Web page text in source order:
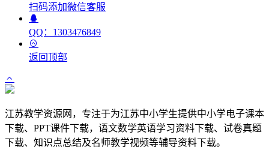
扫码添加微信客服
QQ：1303476849
返回顶部
江苏教学资源网，专注于为江苏中小学生提供中小学电子课本
下载、PPT课件下载，语文数学英语学习资料下载、试卷真题
下载、知识点总结及名师教学视频等辅导资料下载。